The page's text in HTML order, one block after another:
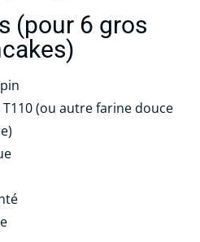
(pour 6 gros
(ou autre farine douce